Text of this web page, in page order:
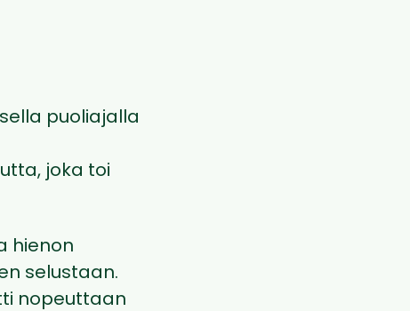
puoliajalla
joka toi
hienon
selustaan.
nopeuttaan